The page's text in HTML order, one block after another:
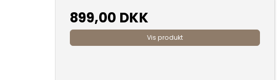
899,00 DKK
Vis produkt